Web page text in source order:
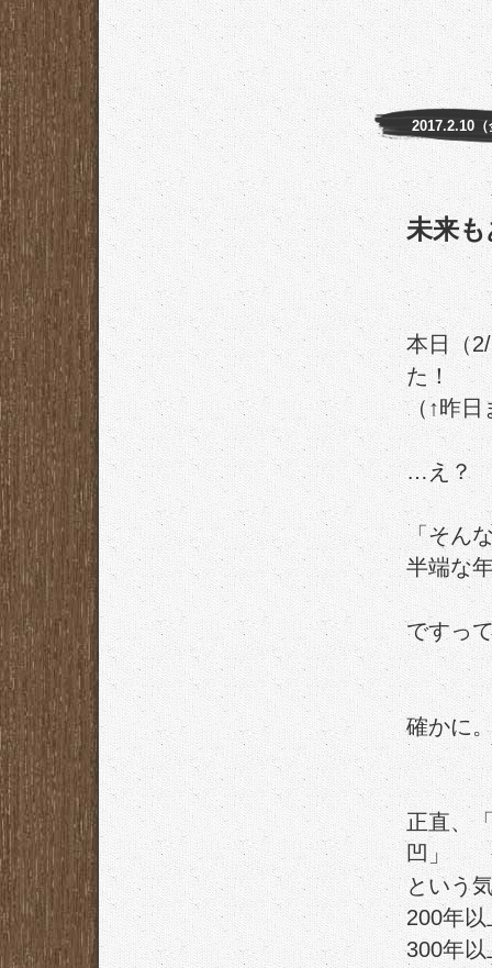
2017.2.10（
未来
本日（
た！
（↑昨日
…え？
「そん
半端な
ですっ
確かに
正直、
凹」
という
200年
300年